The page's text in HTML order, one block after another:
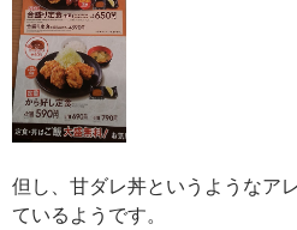
但し、甘ダレ丼というようなア
ているようです。